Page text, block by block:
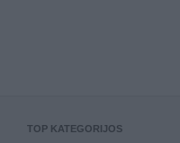
TOP KATEGORIJOS